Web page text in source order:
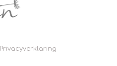
Privacyverklaring